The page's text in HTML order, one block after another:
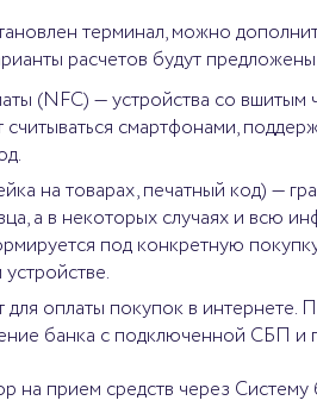
терминал, можно
расчетов будут
(NFC) — устройства со
считываться смартфонами,
на товарах, печатный код) —
а в некоторых случаях и всю
под конкретную
оплаты покупок в интернете.
банка с подключенной СБП и
на прием средств через